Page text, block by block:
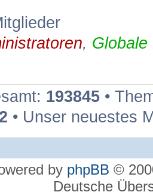
, Globale
193845 •
• Unser neuestes
by phpBB ©
Deutsche